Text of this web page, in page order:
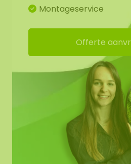
Als extra service bieden wij
een datum en/of naam
plaatsen. Zie voorbeeldfoto.
vullen in het tekst vak, bij de
portret. Bij elk portret
Arial Rounded MT Bold.
Benieuwd naar de mogelijke
Bekijk de kleuren bij de
Door de natuurlijke grofheid
feit dat het een
Montageservice
Offerte